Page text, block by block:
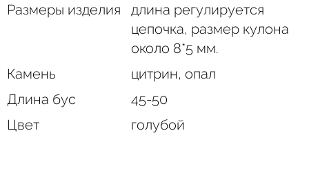
Размеры изделия
длина регулируется
цепочка, размер кулона
около 8*5 мм.
Камень
цитрин, опал
Длина бус
45-50
Цвет
голубой